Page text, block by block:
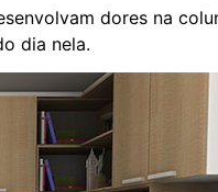
dores na
dia nela.